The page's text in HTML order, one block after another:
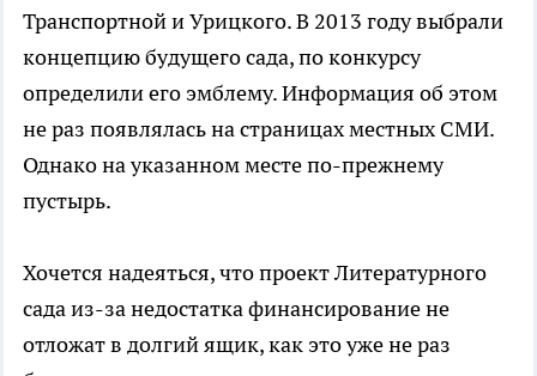
Транспортной и Урицкого. В 2013 году выбрали
концепцию будущего сада, по конкурсу
определили его эмблему. Информация об этом
не раз появлялась на страницах местных СМИ.
Однако на указанном месте по-прежнему
пустырь.
Хочется надеяться, что проект Литературного
сада из-за недостатка финансирование не
отложат в долгий ящик, как это уже не раз